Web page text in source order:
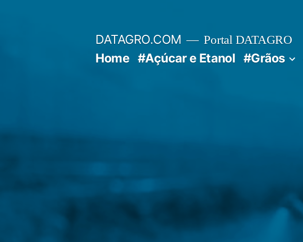
DATAGRO.COM Portal DATAGRO
Home #Açúcar e Etanol #Grãos